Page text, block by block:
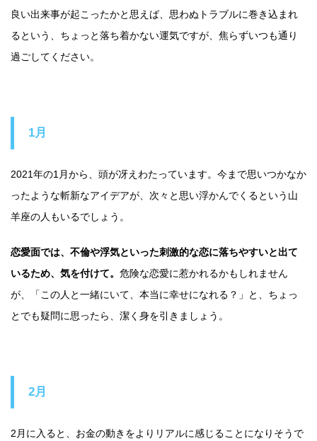
良い出来事が起こったかと思えば、思わぬトラブルに巻き込まれ
るという、ちょっと落ち着かない運気ですが、焦らずいつも通り
過ごしてください。
1月
2021年の1月から、頭が冴えわたっています。今まで思いつかなか
ったような斬新なアイデアが、次々と思い浮かんでくるという山
羊座の人もいるでしょう。
恋愛面では、不倫や浮気といった刺激的な恋に落ちやすいと出て
いるため、気を付けて。 危険な恋愛に惹かれるかもしれません
が、「この人と一緒にいて、本当に幸せになれる？」と、ちょっ
とでも疑問に思ったら、潔く身を引きましょう。
2月
2月に入ると、お金の動きをよりリアルに感じることになりそうで